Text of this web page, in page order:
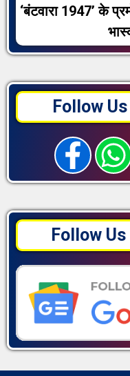
‘बंटवारा 1947’ के
Follow
Follow